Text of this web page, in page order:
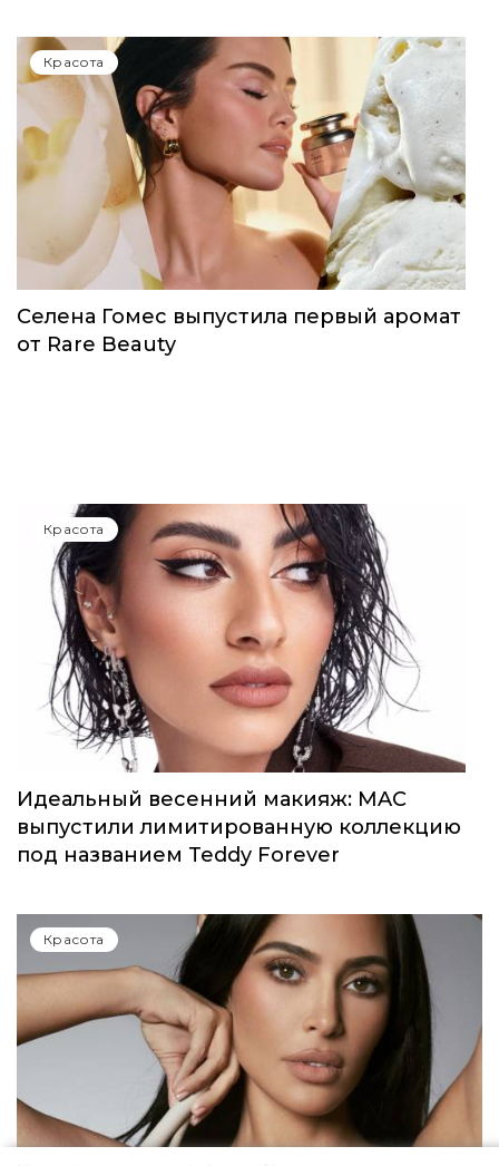
Красота
Селена Гомес выпустила первый аромат
от Rare Beauty
Красота
Идеальный весенний макияж: MAC
выпустили лимитированную коллекцию
под названием Teddy Forever
Красота